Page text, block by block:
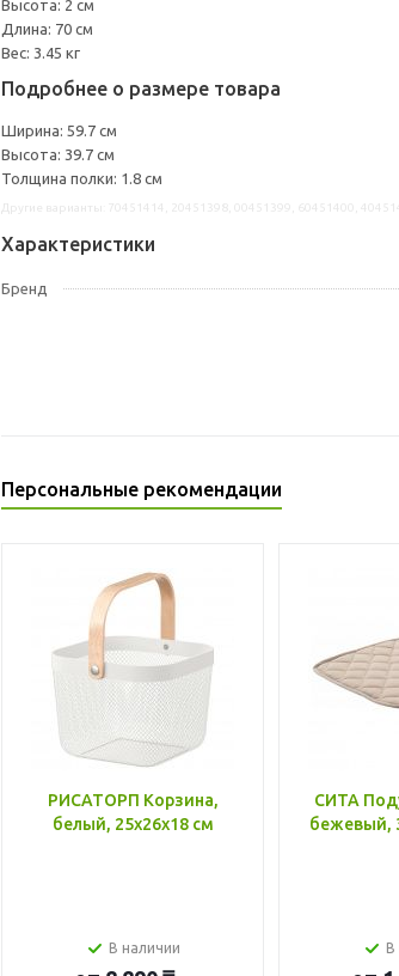
Высота: 2 см
Длина: 70 см
Вес: 3.45 кг
Подробнее о размере товара
Ширина: 59.7 см
Высота: 39.7 см
Толщина полки: 1.8 см
Характеристики
Бренд
Персональные рекомендации
РИСАТОРП Корзина,
белый, 25x26x18 см
В наличии
СИТА
бежевый,
В